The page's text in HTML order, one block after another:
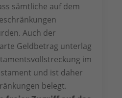
sämtliche auf dem
Auch der
Geldbetrag unterlag
im
und ist daher
belegt.